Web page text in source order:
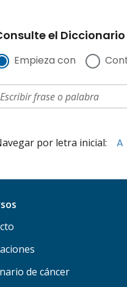
el
Empieza con
por letra inicial: A
de cáncer